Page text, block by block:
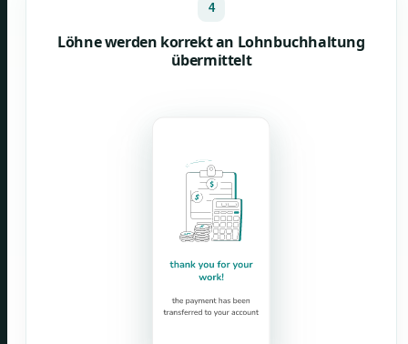
4
Löhne werden korrekt an Lohnbuchhaltung
übermittelt